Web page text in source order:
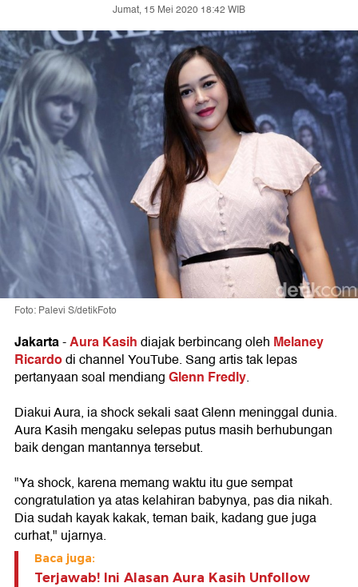
Jumat, 15 Mei 2020 18:42 WIB
Foto: Palevi S/detikFoto
Jakarta-Aura Kasihdiajak berbincang oleh Melaney
Ricardodi channel YouTube. Sang artis tak lepas
pertanyaan soal mendiangGlenn Fredly.
Diakui Aura, ia shock sekali saat Glenn meninggal dunia.
Aura Kasih mengaku selepas putus masih berhubungan
baik dengan mantannya tersebut.
"Ya shock, karena memang waktu itu gue sempat
congratulation ya atas kelahiran babynya, pas dia nikah.
Dia sudah kayak kakak, teman baik, kadang gue juga
curhat," ujarnya.
Baca juga:
Terjawab! Ini Alasan Aura Kasih Unfollow